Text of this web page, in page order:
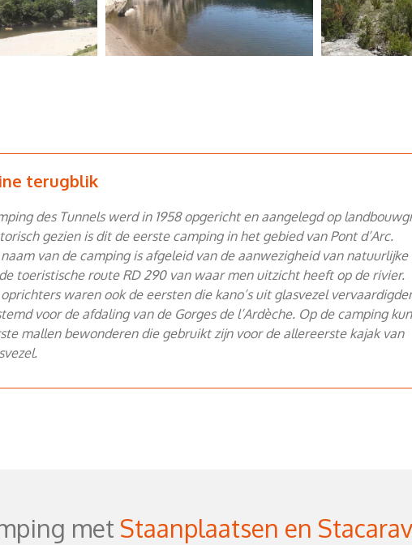
terugblik
des Tunnels werd in 1958 opgericht en aangelegd op
gezien is dit de eerste camping in het gebied van Pont d’Arc.
van de camping is afgeleid van de aanwezigheid van natuurlijke
toeristische route RD 290 van waar men uitzicht heeft op de rivier.
waren ook de eersten die kano’s uit glasvezel
voor de afdaling van de Gorges de l’Ardèche. Op de camping
mallen bewonderen die gebruikt zijn voor de allereerste kajak van
met Staanplaatsen en